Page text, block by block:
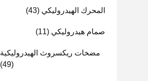
المحرك الهيدروليكي (43)
صمام هيدروليكي (11)
مضخات ريكسروث الهيدروليكية
(49)